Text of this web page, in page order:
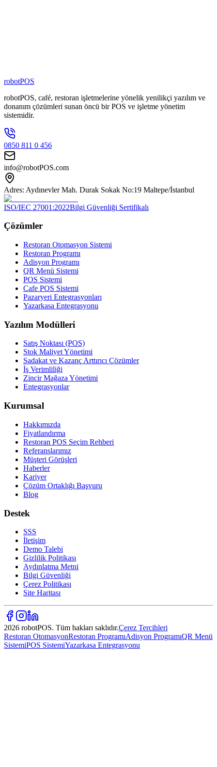
robotPOS
robotPOS, café, restoran işletmelerine yönelik yenilikçi yazılım ve
donanım çözümleri sunan öncü bir POS ve işletme yönetim
sistemidir.
0850 811 0 456
info@robotPOS.com
Adres: Aydınevler Mah. Durak Sokak No:19 Maltepe/İstanbul
ISO/IEC 27001:2022Bilgi Güvenliği Sertifikalı
Çözümler
Restoran Otomasyon Sistemi
Restoran Programı
Adisyon Programı
QR Menü Sistemi
POS Sistemi
Cafe POS Sistemi
Pazaryeri Entegrasyonları
Yazarkasa Entegrasyonu
Yazılım Modülleri
Satış Noktası (POS)
Stok Maliyet Yönetimi
Sadakat ve Kazanç Arttırıcı Çözümler
İş Verimliliği
Zincir Mağaza Yönetimi
Entegrasyonlar
Kurumsal
Hakkımızda
Fiyatlandırma
Restoran POS Seçim Rehberi
Referanslarımız
Müşteri Görüşleri
Haberler
Kariyer
Çözüm Ortaklığı Başvuru
Blog
Destek
SSS
İletişim
Demo Talebi
Gizlilik Politikası
Aydınlatma Metni
Bilgi Güvenliği
Çerez Politikası
Site Haritası
2026 robotPOS. Tüm hakları saklıdır.Çerez Tercihleri
Restoran OtomasyonRestoran ProgramıAdisyon ProgramıQR Menü
SistemiPOS SistemiYazarkasa Entegrasyonu